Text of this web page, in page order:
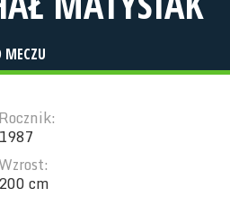
MECZU
Rocznik:
1987
Wzrost:
200 cm